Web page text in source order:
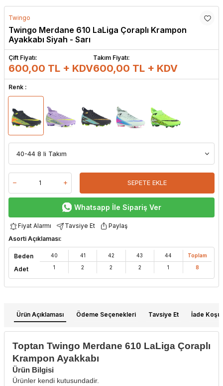
Twingo
Twingo Merdane 610 LaLiga Çoraplı Krampon
Ayakkabı Siyah - Sarı
Çift Fiyatı:
600,00 TL + KDV
Takım Fiyatı:
600,00 TL + KDV
Renk :
SEPETE EKLE
Whatsapp İle Sipariş Ver
Fiyat Alarmı Tavsiye Et
Paylaş
Asorti Açıklaması:
Beden
Adet
40
1
41
2
42
2
43
2
44
1
Toplam
8
Ürün Açıklaması Ödeme Seçenekleri Tavsiye Et İade
Toptan Twingo Merdane 610 LaLiga Çoraplı
Krampon Ayakkabı
Ürün Bilgisi
Ürünler kendi kutusundadir.